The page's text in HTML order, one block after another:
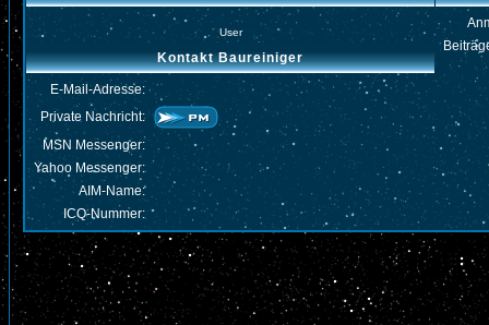
User
Kontakt Baureiniger
E-Mail-Adresse:
Private Nachricht:
MSN Messenger:
Yahoo Messenger:
AIM-Name:
ICQ-Nummer: